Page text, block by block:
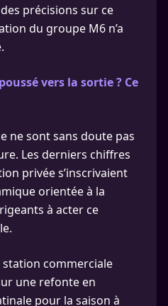
précisions sur ce
du groupe M6 n’a
vers la sortie ? Ce
ne sont sans doute pas
Les derniers chiffres
privée s’inscrivaient
orientée à la
à acter ce
station commerciale
une refonte en
pour la saison à